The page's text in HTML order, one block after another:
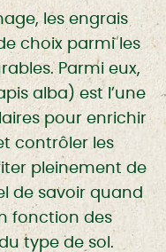
les engrais
choix parmi les
Parmi eux,
alba) est l’une
pour enrichir
contrôler les
pleinement de
de savoir quand
fonction des
type de sol.